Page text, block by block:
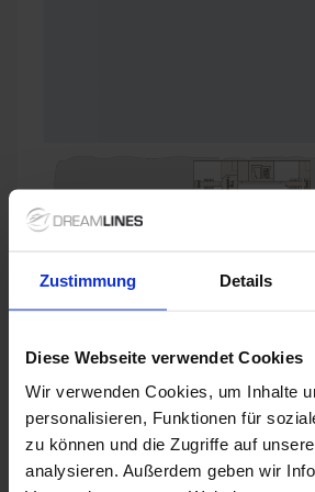
Zustimmung Details
Diese Webseite verwendet Cookies
Wir verwenden Cookies, um Inhalte
personalisieren, Funktionen für
zu können und die Zugriffe auf
analysieren. Außerdem geben wir